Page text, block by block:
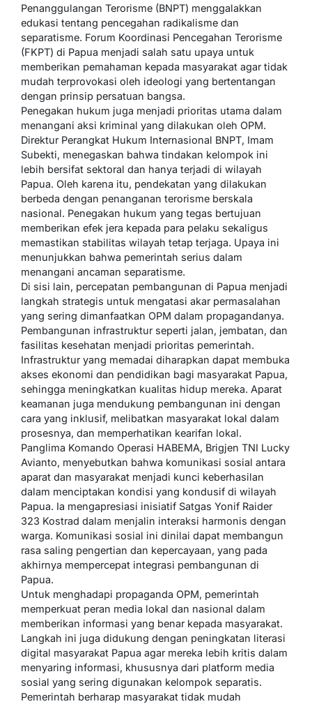
Penanggulangan Terorisme (BNPT) menggalakkan
edukasi tentang pencegahan radikalisme dan
separatisme. Forum Koordinasi Pencegahan Terorisme
(FKPT) di Papua menjadi salah satu upaya untuk
memberikan pemahaman kepada masyarakat agar tidak
mudah terprovokasi oleh ideologi yang bertentangan
dengan prinsip persatuan bangsa.
Penegakan hukum juga menjadi prioritas utama dalam
menangani aksi kriminal yang dilakukan oleh OPM.
Direktur Perangkat Hukum Internasional BNPT, Imam
Subekti, menegaskan bahwa tindakan kelompok ini
lebih bersifat sektoral dan hanya terjadi di wilayah
Papua. Oleh karena itu, pendekatan yang dilakukan
berbeda dengan penanganan terorisme berskala
nasional. Penegakan hukum yang tegas bertujuan
memberikan efek jera kepada para pelaku sekaligus
memastikan stabilitas wilayah tetap terjaga. Upaya ini
menunjukkan bahwa pemerintah serius dalam
menangani ancaman separatisme.
Di sisi lain, percepatan pembangunan di Papua menjadi
langkah strategis untuk mengatasi akar permasalahan
yang sering dimanfaatkan OPM dalam propagandanya.
Pembangunan infrastruktur seperti jalan, jembatan, dan
fasilitas kesehatan menjadi prioritas pemerintah.
Infrastruktur yang memadai diharapkan dapat membuka
akses ekonomi dan pendidikan bagi masyarakat Papua,
sehingga meningkatkan kualitas hidup mereka. Aparat
keamanan juga mendukung pembangunan ini dengan
cara yang inklusif, melibatkan masyarakat lokal dalam
prosesnya, dan memperhatikan kearifan lokal.
Panglima Komando Operasi HABEMA, Brigjen TNI Lucky
Avianto, menyebutkan bahwa komunikasi sosial antara
aparat dan masyarakat menjadi kunci keberhasilan
dalam menciptakan kondisi yang kondusif di wilayah
Papua. Ia mengapresiasi inisiatif Satgas Yonif Raider
323 Kostrad dalam menjalin interaksi harmonis dengan
warga. Komunikasi sosial ini dinilai dapat membangun
rasa saling pengertian dan kepercayaan, yang pada
akhirnya mempercepat integrasi pembangunan di
Papua.
Untuk menghadapi propaganda OPM, pemerintah
memperkuat peran media lokal dan nasional dalam
memberikan informasi yang benar kepada masyarakat.
Langkah ini juga didukung dengan peningkatan literasi
digital masyarakat Papua agar mereka lebih kritis dalam
menyaring informasi, khususnya dari platform media
sosial yang sering digunakan kelompok separatis.
Pemerintah berharap masyarakat tidak mudah